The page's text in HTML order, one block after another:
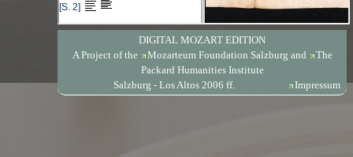
DIGITAL MOZART EDITION
A Project of the
Mozarteum Foundation Salzburg and
The
Packard Humanities Institute
Salzburg - Los Altos 2006 ff.
Impressum